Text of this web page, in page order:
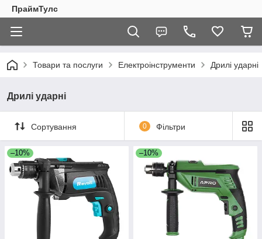
ПраймТулс
Товари та послуги Електроінструменти Дрилі ударні
Дрилі ударні
Сортування 0 Фільтри
–10% –10%